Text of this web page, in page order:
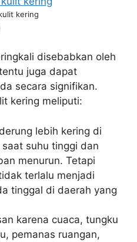
kering
disebabkan oleh
juga dapat
secara signifikan.
kering meliputi:
lebih kering di
suhu tinggi dan
menurun. Tetapi
terlalu menjadi
tinggal di daerah yang
karena cuaca, tungku
pemanas ruangan,